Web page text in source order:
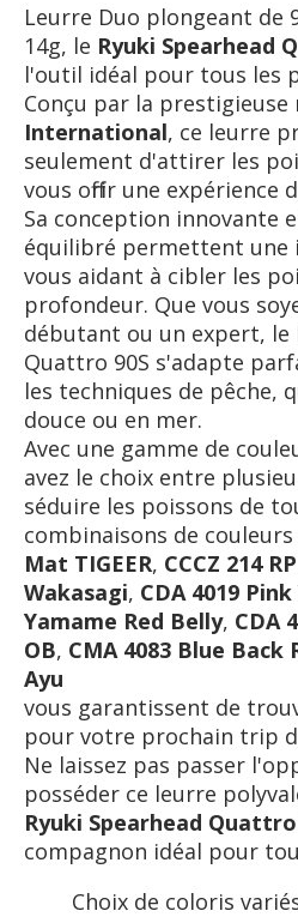
Leurre Duo plongeant de
14g, le Ryuki Spearhead
l'outil idéal pour tous les
Conçu par la prestigieuse
International, ce leurre
seulement d'attirer les
vous offrir une expérience
Sa conception innovante
équilibré permettent une
vous aidant à cibler les
profondeur. Que vous
débutant ou un expert, le
Quattro 90S s'adapte
les techniques de pêche,
douce ou en mer.
Avec une gamme de
avez le choix entre
séduire les poissons de
combinaisons de
Mat TIGEER, CCCZ 214
Wakasagi, CDA 4019
Yamame Red Belly, CDA
OB, CMA 4083 Blue Back
Ayu
vous garantissent de
pour votre prochain trip
Ne laissez pas passer
posséder ce leurre
Ryuki Spearhead Quattro
compagnon idéal pour
Choix de coloris